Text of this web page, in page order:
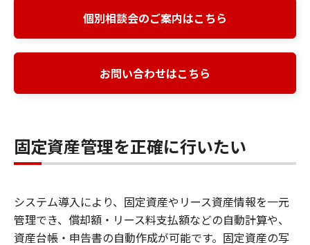
個別相談会のご案内はこちら
お問い合わせはこちら
固定資産管理を正確に行いたい
システム導入により、固定資産やリース資産情報を一元
管理でき、償却額・リース料支払額などの自動計算や、
資産台帳・申告書の自動作成が可能です。固定資産の写